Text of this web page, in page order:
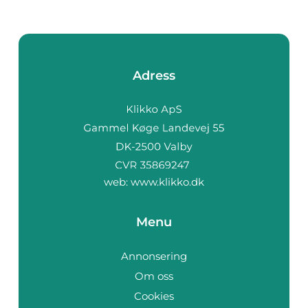
Adress
web: www.klikko.dk
Menu
Annonsering
Om oss
Cookies